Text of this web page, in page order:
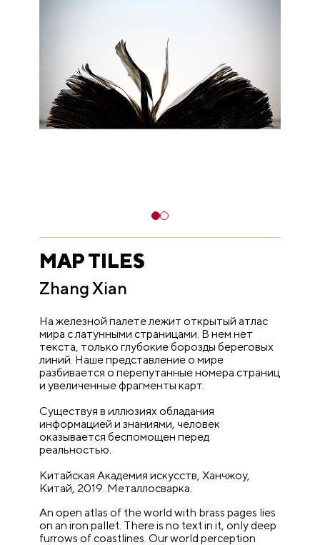
MAP TILES
Zhang Xian
На железной палете лежит открытый атлас
мира с латунными страницами. В нем нет
текста, только глубокие борозды береговых
линий. Наше представление о мире
разбивается о перепутанные номера страниц
и увеличенные фрагменты карт.
Существуя в иллюзиях обладания
информацией и знаниями, человек
оказывается беспомощен перед
реальностью.
Китайская Академия искусств, Ханчжоу,
Китай, 2019. Металлосварка.
An open atlas of the world with brass pages lies
on an iron pallet. There is no text in it, only deep
furrows of coastlines. Our world perception